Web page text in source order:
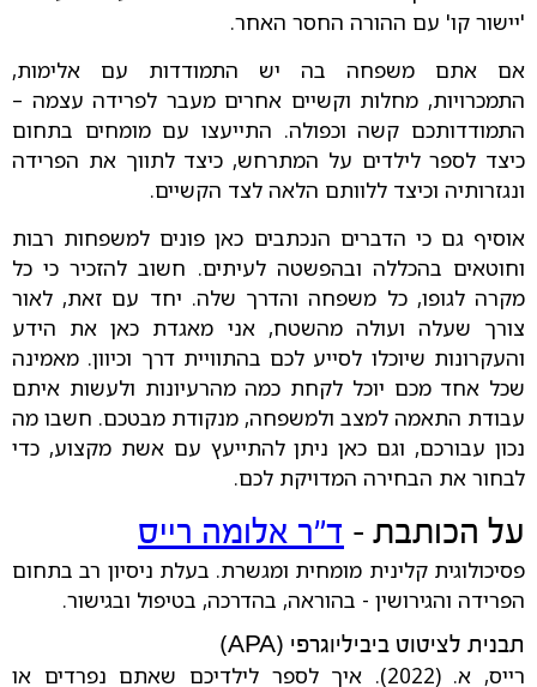
'יישור קו' עם ההורה החסר האחר.
אם אתם משפחה בה יש התמודדות עם אלימות,
התמכרויות, מחלות וקשיים אחרים מעבר לפרידה עצמה –
התמודדותכם קשה וכפולה. התייעצו עם מומחים בתחום
כיצד לספר לילדים על המתרחש, כיצד לתווך את הפרידה
ונגזרותיה וכיצד ללוותם הלאה לצד הקשיים.
אוסיף גם כי הדברים הנכתבים כאן פונים למשפחות רבות
וחוטאים בהכללה ובהפשטה לעיתים. חשוב להזכיר כי כל
מקרה לגופו, כל משפחה והדרך שלה. יחד עם זאת, לאור
צורך שעלה ועולה מהשטח, אני מאגדת כאן את הידע
והעקרונות שיוכלו לסייע לכם בהתוויית דרך וכיוון. מאמינה
שכל אחד מכם יוכל לקחת כמה מהרעיונות ולעשות איתם
עבודת התאמה למצב ולמשפחה, מנקודת מבטכם. חשבו מה
נכון עבורכם, וגם כאן ניתן להתייעץ עם אשת מקצוע, כדי
לבחור את הבחירה המדויקת לכם.
על הכותבת - ד"ר אלומה רייס
פסיכולוגית קלינית מומחית ומגשרת. בעלת ניסיון רב בתחום
הפרידה והגירושין - בהוראה, בהדרכה, בטיפול ובגישור.
תבנית לציטוט ביביליוגרפי (APA)
רייס, א. (2022). איך לספר לילדיכם שאתם נפרדים או